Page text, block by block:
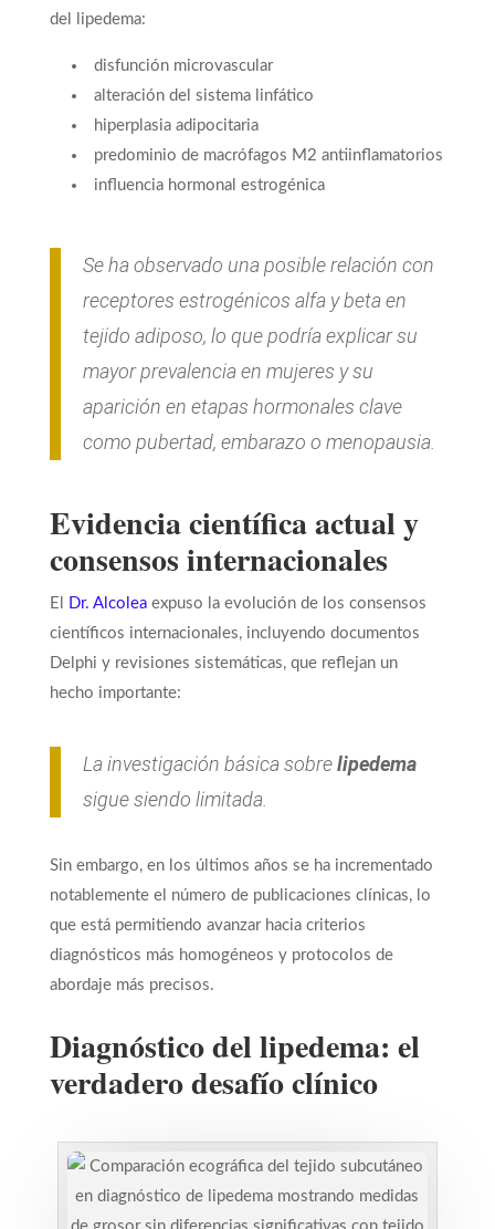
del lipedema:
disfunción microvascular
alteración del sistema linfático
hiperplasia adipocitaria
predominio de macrófagos M2 antiinflamatorios
influencia hormonal estrogénica
Se ha observado una posible relación con
receptores estrogénicos alfa y beta en
tejido adiposo, lo que podría explicar su
mayor prevalencia en mujeres y su
aparición en etapas hormonales clave
como pubertad, embarazo o menopausia.
Evidencia científica actual y
consensos internacionales
El Dr. Alcoleaexpuso la evolución de los consensos
científicos internacionales, incluyendo documentos
Delphi y revisiones sistemáticas, que reflejan un
hecho importante:
La investigación básica sobrelipedema
sigue siendo limitada.
Sin embargo, en los últimos años se ha incrementado
notablemente el número de publicaciones clínicas, lo
que está permitiendo avanzar hacia criterios
diagnósticos más homogéneos y protocolos de
abordaje más precisos.
Diagnóstico del lipedema: el
verdadero desafío clínico